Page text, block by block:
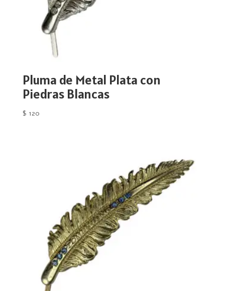
Pluma de Metal Plata con
Piedras Blancas
$ 120